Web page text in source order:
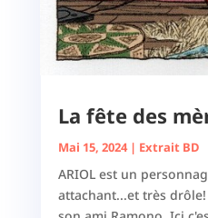
La fête des
Mai 15, 2024| Extrait BD
ARIOL est un
attachant...et très